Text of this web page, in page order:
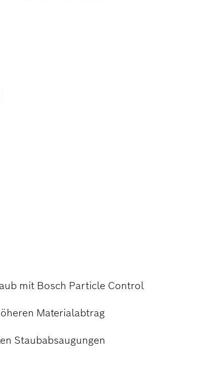
mit Bosch Particle Control
Materialabtrag
Staubabsaugungen